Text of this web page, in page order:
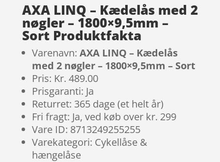
AXA LINQ – Kædelås med 2
nøgler – 1800×9,5mm –
Sort Produktfakta
Varenavn: AXA LINQ – Kædelås
med 2 nøgler – 1800×9,5mm – Sort
Pris: Kr. 489.00
Prisgaranti: Ja
Returret: 365 dage (et helt år)
Fri fragt: Ja, ved køb over kr. 299
Vare ID: 8713249255255
Varekategori: Cykellåse &
hængelåse